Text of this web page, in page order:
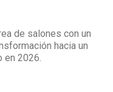
de salones con un
hacia un
en 2026.